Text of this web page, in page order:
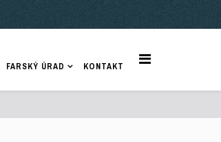
FARSKÝ ÚRAD KONTAKT